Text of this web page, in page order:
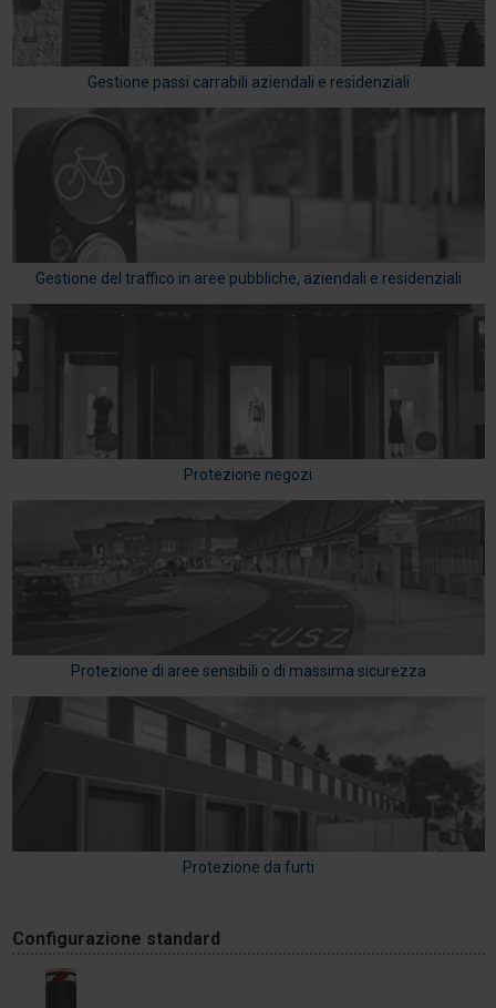
Gestione passi carrabili aziendali e residenziali
Gestione del traffico in aree pubbliche, aziendali e residenziali
Protezione negozi
Protezione di aree sensibili o di massima sicurezza
Protezione da furti
Configurazione standard